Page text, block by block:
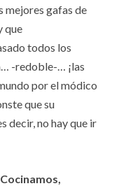
mejores gafas de
que
todos los
-redoble-… ¡las
por el módico
que su
decir, no hay que ir
Cocinamos,